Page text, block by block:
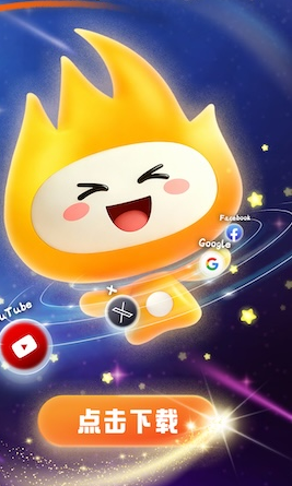
支持[0] 反对[0]
旋风加速器
速 狂飙加速器
哔咔漫画
快鸭加速器app
猴王加速器
费 夏时国际加速器
outline
器 雷轰官网加速器
安易加速器
推荐